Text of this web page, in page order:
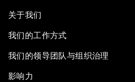
关于我们
我们的工作方式
我们的领导团队与组织治理
影响力